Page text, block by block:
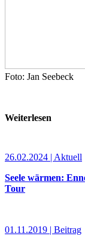
Foto: Jan Seebeck
Weiterlesen
26.02.2024 | Aktuell
Seele wärmen:
Tour
01.11.2019 | Beitrag